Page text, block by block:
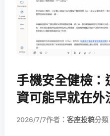
手機安全健檢：
資可能早就在外
2026/7/7作者： 客座投稿分類